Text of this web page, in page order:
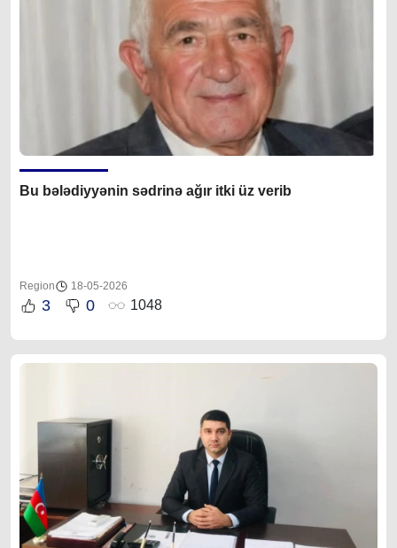
Bu bələdiyyənin sədrinə ağır itki üz verib
Region 18-05-2026
3 0 1048